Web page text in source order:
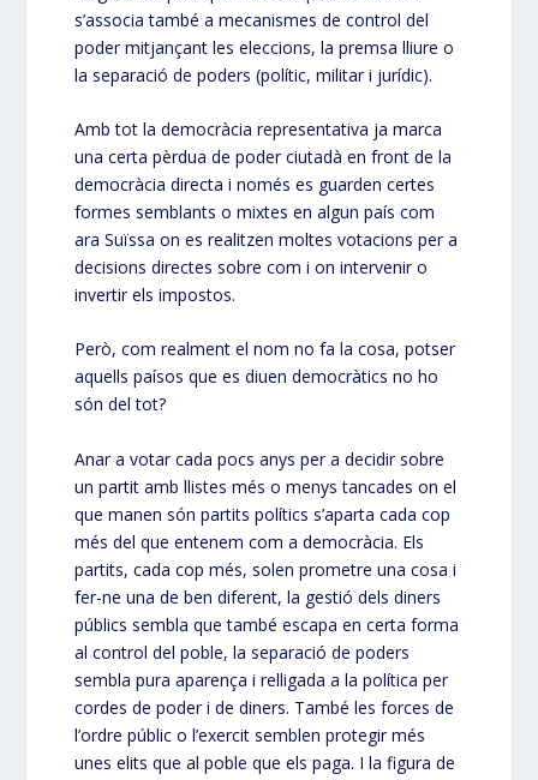
s’associa també a mecanismes de control del
poder mitjançant les eleccions, la premsa lliure o
la separació de poders (polític, militar i jurídic).
Amb tot la democràcia representativa ja marca
una certa pèrdua de poder ciutadà en front de la
democràcia directa i només es guarden certes
formes semblants o mixtes en algun país com
ara Suïssa on es realitzen moltes votacions per a
decisions directes sobre com i on intervenir o
invertir els impostos.
Però, com realment el nom no fa la cosa, potser
aquells paísos que es diuen democràtics no ho
són del tot?
Anar a votar cada pocs anys per a decidir sobre
un partit amb llistes més o menys tancades on el
que manen són partits polítics s’aparta cada cop
més del que entenem com a democràcia. Els
partits, cada cop més, solen prometre una cosa i
fer-ne una de ben diferent, la gestió dels diners
públics sembla que també escapa en certa forma
al control del poble, la separació de poders
sembla pura aparença i relligada a la política per
cordes de poder i de diners. També les forces de
l’ordre públic o l’exercit semblen protegir més
unes elits que al poble que els paga. I la figura de